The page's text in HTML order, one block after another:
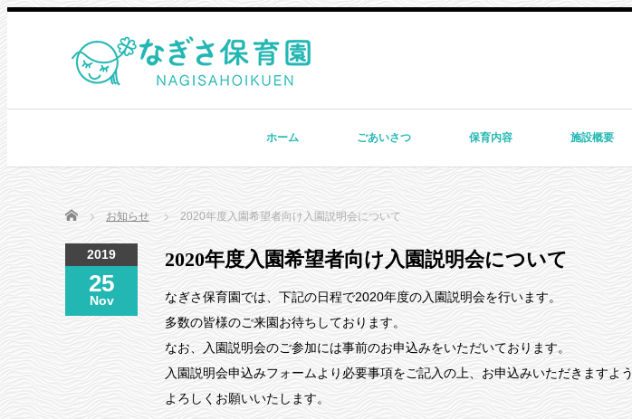
ホーム ごあいさつ 保育内容 施設概要
Home お知らせ 2020年度入園希望者向け入園説明会について
2019
25
Nov
2020年度入園希望者向け入園説明会について
なぎさ保育園では、下記の日程で2020年度の入園説明会を行います。
多数の皆様のご来園お待ちしております。
なお、入園説明会のご参加には事前のお申込みをいただいております。
入園説明会申込みフォームより必要事項をご記入の上、お申込みいただきますよう
よろしくお願いいたします。